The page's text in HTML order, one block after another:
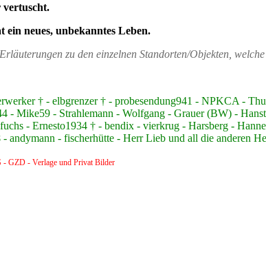
vertuscht.
neues, unbekanntes Leben.
zu den einzelnen Standorten/Objekten,
† - elbgrenzer † - probesendung941 - NPKCA -
- Mike59 - Strahlemann - Wolfgang - Grauer (BW) -
- Ernesto1934 † - bendix - vierkrug - Harsberg -
andymann - fischerhütte - Herr Lieb und all die anderen
GZD - Verlage und Privat Bilder